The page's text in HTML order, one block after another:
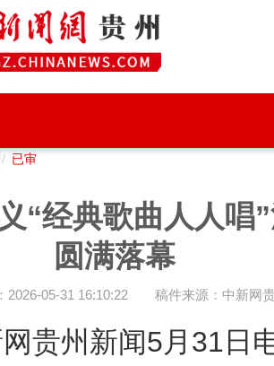
已审
“经典歌曲人人唱
圆满落幕
2026-05-31 16:10:22 稿件来源：中新网
州新闻5月31日